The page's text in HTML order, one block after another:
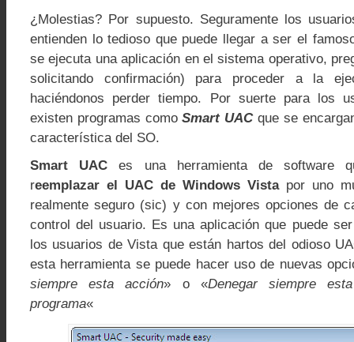
¿Molestias? Por supuesto. Seguramente los
entienden lo tedioso que puede llegar a ser el
se ejecuta una aplicación en el sistema operativo,
solicitando confirmación) para proceder a la
haciéndonos perder tiempo. Por suerte para los
existen programas como Smart UACque se
característica del SO.
Smart UAC es una herramienta de software
reemplazar el UAC de Windows Vistapor uno
realmente seguro (sic) y con mejores opciones de
control del usuario. Es una aplicación que puede
los usuarios de Vista que están hartos del odioso
esta herramienta se puede hacer uso de nuevas
siempre esta acción» o «Denegar siempre
programa«